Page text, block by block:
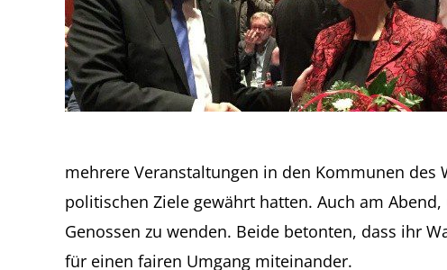
mehrere Veranstaltungen in den Kommunen
politischen Ziele gewährt hatten. Auch am
Genossen zu wenden. Beide betonten, dass ihr
für einen fairen Umgang miteinander.